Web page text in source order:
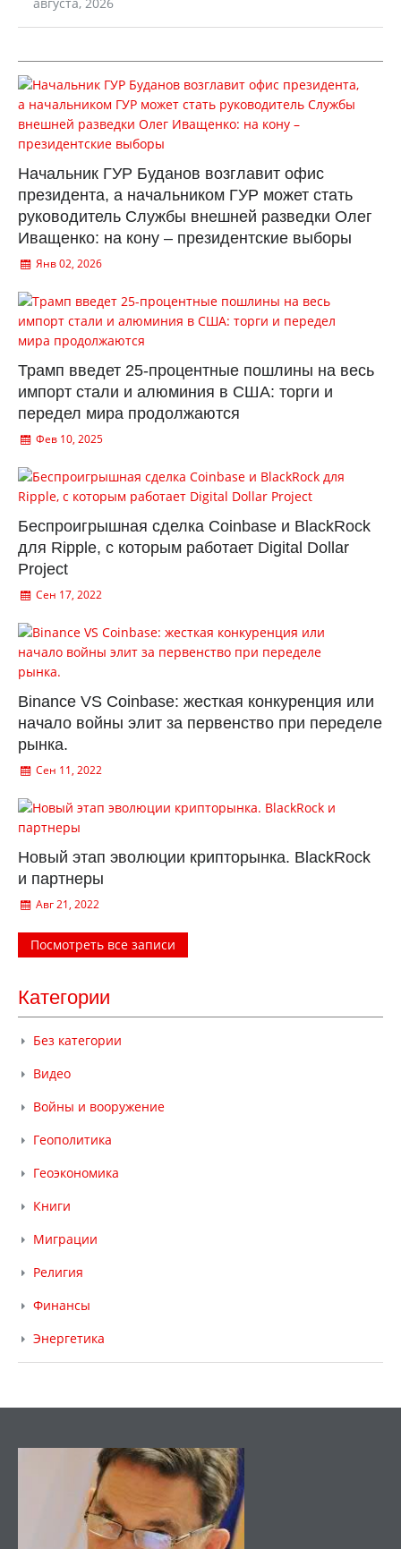
Начальник ГУР Буданов возглавит офис
президента, а начальником ГУР может стать
руководитель Службы внешней разведки Олег
Иващенко: на кону – президентские выборы
Янв 02, 2026
Трамп введет 25-процентные пошлины на весь
импорт стали и алюминия в США: торги и
передел мира продолжаются
Фев 10, 2025
Беспроигрышная сделка Coinbase и BlackRock
для Ripple, с которым работает Digital Dollar
Project
Сен 17, 2022
Binance VS Coinbase: жесткая конкуренция или
начало войны элит за первенство при переделе
рынка.
Сен 11, 2022
Новый этап эволюции крипторынка. BlackRock
и партнеры
Авг 21, 2022
Посмотреть все записи
Категории
Без категории
Видео
Войны и вооружение
Геополитика
Геоэкономика
Книги
Миграции
Религия
Финансы
Энергетика